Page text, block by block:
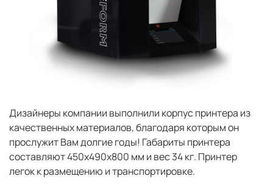
Дизайнеры компании выполнили корпус принтера из
качественных материалов, благодаря которым он
прослужит Вам долгие годы! Габариты принтера
составляют 450x490x800 мм и вес 34 кг. Принтер
легок к размещению и транспортировке.